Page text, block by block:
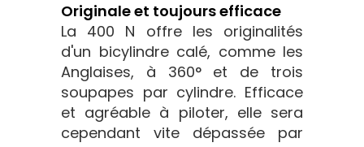
Originale et toujours efficace
La 400 N offre les originalités
d'un bicylindre calé, comme les
Anglaises, à 360° et de trois
soupapes par cylindre. Efficace
et agréable à piloter, elle sera
cependant vite dépassée par